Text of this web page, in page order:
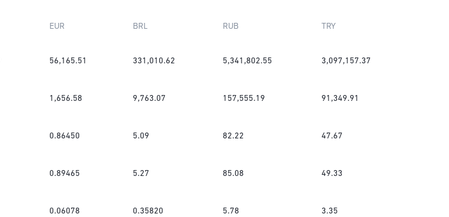
EUR BRL RUB TRY
56,165.51 331,010.62 5,341,802.55 3,097,157.37
1,656.58 9,763.07 157,555.19 91,349.91
0.86450 5.09 82.22 47.67
0.89465 5.27 85.08 49.33
0.06078 0.35820 5.78 3.35